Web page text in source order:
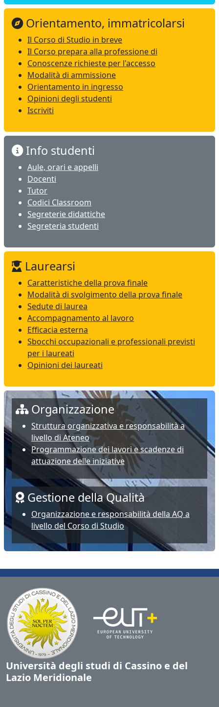
Orientamento, immatricolarsi
Il Corso di Studio in breve
Il Corso prepara alla professione di
Conoscenze richieste per l'accesso
Modalità di ammissione
Orientamento in ingresso
Opinioni degli studenti
Iscriviti
Info studenti
Aule, orari e appelli
Docenti
Tutor
Codici Classroom
Segreterie didattiche
Segreteria studenti
Laurearsi
Caratteristiche della prova finale
Modalità di svolgimento della prova finale
Sedute di laurea
Accompagnamento al lavoro
Efficacia esterna
Sbocchi occupazionali e professionali previsti
per i laureati
Opinioni dei laureati
Organizzazione
Struttura organizzativa e responsabilità a
livello di Ateneo
Programmazione dei lavori e scadenze di
attuazione delle iniziative
Gestione della Qualità
Organizzazione e responsabilità della AQ a
livello del Corso di Studio
Università degli studi di Cassino e del
Lazio Meridionale